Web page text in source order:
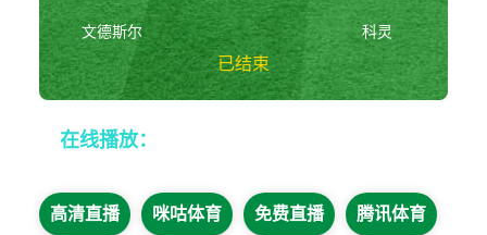
文德斯尔
已结束
科灵
在线播放：
高清直播 咪咕体育 免费直播 腾讯体育